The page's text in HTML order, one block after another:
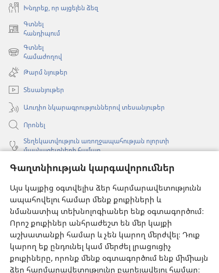
Գաղտնիության կարգավորումներ
Այս կայքից օգտվելիս ձեր հարմարավետությունն
ապահովելու համար մենք քուքիների և
նմանատիպ տեխնոլոգիաներ ենք օգտագործում։
Որոշ քուքիներ անհրաժեշտ են մեր կայքի
աշխատանքի համար և չեն կարող մերժվել։ Դուք
կարող եք ընդունել կամ մերժել լրացուցիչ
քուքիները, որոնք մենք օգտագործում ենք միմիայն
ձեր հարմարավետությունը բարելավելու համար։
Խնդրեք, որ այցելեն ձեզ
Գտնել
հանդիպում
(բացվում
նոր
պատուհան)
Գտնել
համաժողով
(բացվում
նոր
պատուհան)
Թարմ նյութեր
Տեսանյութեր
Աուդիո նկարագրություններով տեսանյութեր
Որոնել
Տեղեկատվություն առողջապահության ոլորտի
մասնագետների համար
Գլոբալ հաղորդակցություն
Օգնություն
Նվիրատվություններ
(բացվում
է
նոր
պատուհան)
Դիտարանի ՕՆԼԱՅՆ ԳՐԱԴԱՐԱՆ
(բացվում
է
նոր
պատուհան)
JW Hub
(բացվում
է